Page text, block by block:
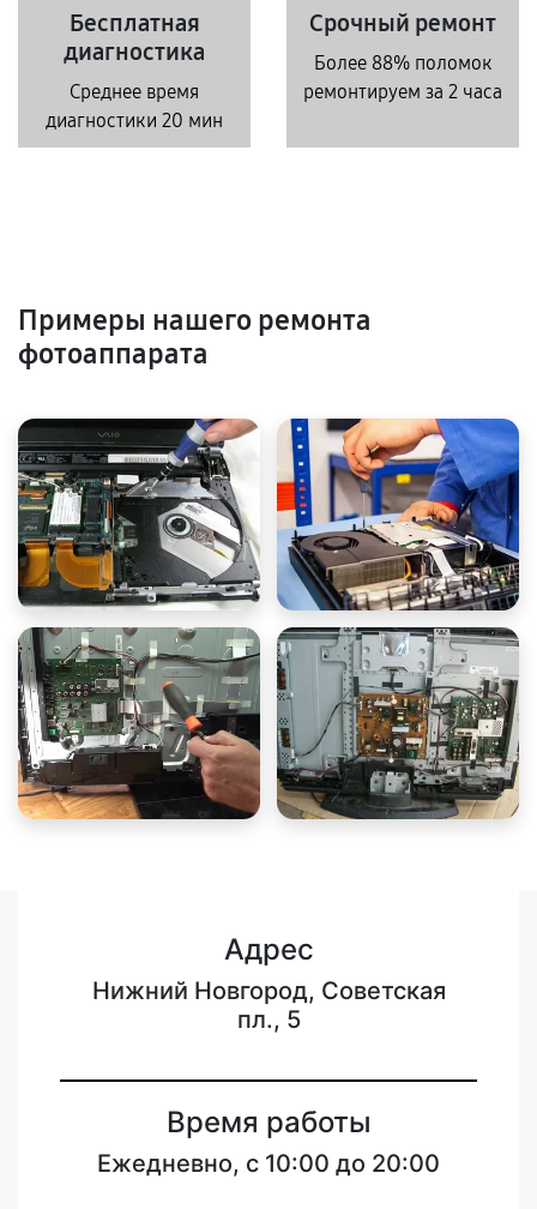
Бесплатная
диагностика
Среднее время
диагностики 20 мин
Срочный ремонт
Более 88% поломок
ремонтируем за 2 часа
Примеры нашего ремонта
фотоаппарата
Адрес
Нижний Новгород, Советская
пл., 5
Время работы
Ежедневно, с 10:00 до 20:00